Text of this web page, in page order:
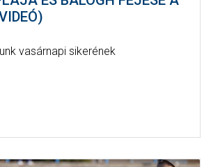
vasárnapi sikerének